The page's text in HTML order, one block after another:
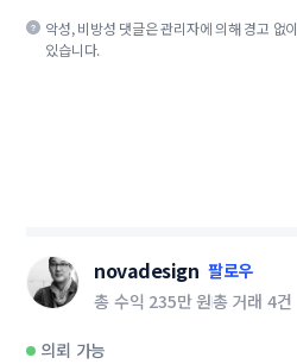
악성, 비방성 댓글은 관리자에 의해 경고 없
있습니다.
novadesign 팔로우
총 수익 235만 원총 거래 4건
의뢰 가능